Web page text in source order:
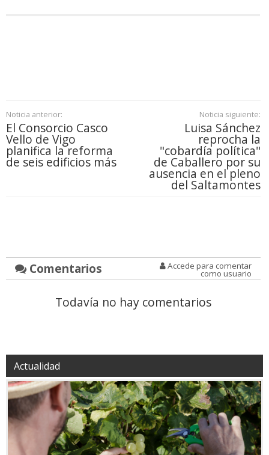
Noticia anterior:
El Consorcio Casco
Vello de Vigo
planifica la reforma
de seis edificios más
Noticia siguiente:
Luisa Sánchez
reprocha la
"cobardía política"
de Caballero por su
ausencia en el pleno
del Saltamontes
Comentarios Accede para comentar
como usuario
Todavía no hay comentarios
Actualidad